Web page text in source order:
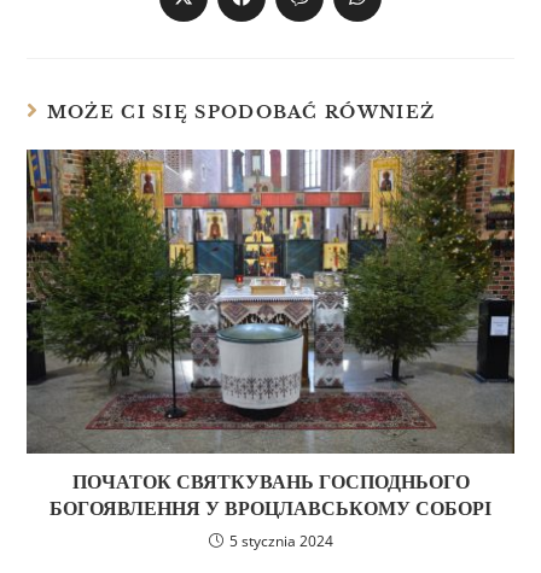
MOŻE CI SIĘ SPODOBAĆ RÓWNIEŻ
ПОЧАТОК СВЯТКУВАНЬ ГОСПОДНЬОГО
БОГОЯВЛЕННЯ У ВРОЦЛАВСЬКОМУ СОБОРІ
5 stycznia 2024